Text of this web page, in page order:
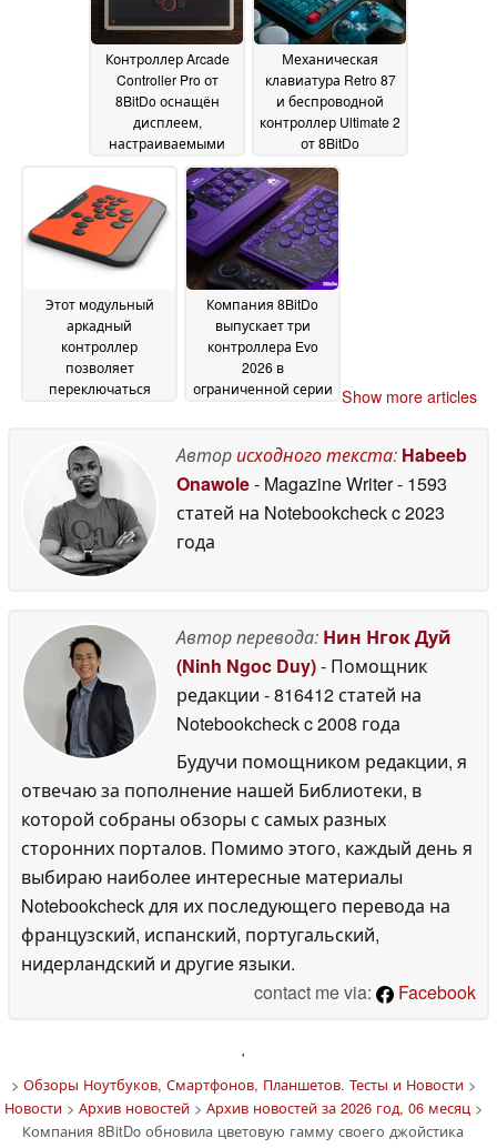
Контроллер Arcade
Controller Pro от
8BitDo оснащён
дисплеем,
настраиваемыми
переключателями и
представлен в
великолепном
белом исполнении
25 June 2026
Механическая
клавиатура Retro 87
и беспроводной
контроллер Ultimate 2
от 8BitDo
представлены в
цветовых решениях,
посвящённых N64
June 2026
Этот модульный
аркадный
контроллер
позволяет
переключаться
него23 June 2026
Компания 8BitDo
выпускает три
контроллера Evo
2026 в
ограниченной серии Show more articles
Авторисходного текста: Habeeb
Onawole- Magazine Writer- 1593
статей на Notebookcheckc 2023
года
Автор перевода: Нин Нгок Дуй
(Ninh Ngoc Duy)- Помощник
редакции - 816412 статей на
Notebookcheckc 2008 года
Будучи помощником редакции, я
отвечаю за пополнение нашей Библиотеки, в
которой собраны обзоры с самых разных
сторонних порталов. Помимо этого, каждый день я
выбираю наиболее интересные материалы
Notebookcheck для их последующего перевода на
французский, испанский, португальский,
нидерландский и другие языки.
contact me via:
Facebook
'
> Обзоры Ноутбуков, Смартфонов, Планшетов. Тесты и Новости>
Новости> Архив новостей> Архив новостей за 2026 год, 06 месяц>
Компания 8BitDo обновила цветовую гамму своего джойстика